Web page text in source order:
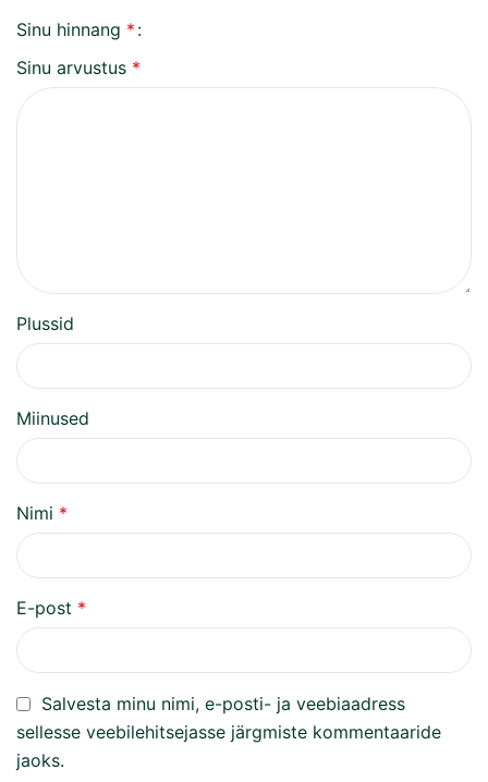
Sinu hinnang *
Sinu arvustus *
Plussid
Miinused
Nimi *
E-post *
Salvesta minu nimi, e-posti- ja veebiaadress
sellesse veebilehitsejasse järgmiste kommentaaride
jaoks.